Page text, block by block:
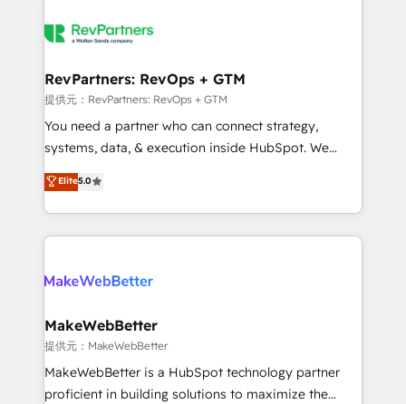
winning design to build scalable, globally
marketing campaigns, & RevOps frameworks that
fuel long-term success We connect the entire
customer lifecycle through seamless integrations,
ensure long-term adoption with change-
and service to drive sustainable growth With 6 key
HubSpot accreditations and experience across
RevPartners: RevOps + GTM
提供元：RevPartners: RevOps + GTM
You need a partner who can connect strategy,
systems, data, & execution inside HubSpot. We
bridge the gap where most agencies fall short by
combining GTM strategy with technical execution to
solve the right problem with the right solution. As the
only firm in the world to hold Elite Partner
clients gain a unique advantage in CRM architecture,
market execution. Why B2B Businesses Choose RP: -
Secure: Soc2 compliant 🛡️ - Pricing: Implementations
starting at $1,5k 💵 - Speed: Launch in 14 days ⚡ -
Global: 75+ RPers across five continents 🌐 - Scale:
Elite5.0
MakeWebBetter
提供元：MakeWebBetter
MakeWebBetter is a HubSpot technology partner
proficient in building solutions to maximize the